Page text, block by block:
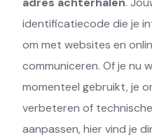
identificatiecode die je
om met websites en
communiceren. Of je nu
momenteel gebruikt, je
verbeteren of
aanpassen, hier vind je